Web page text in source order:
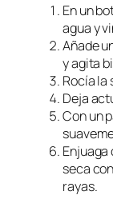
En un
agua y
Añade
y agita
Rocía la
Deja
Con un
Enjuaga
seca
rayas.